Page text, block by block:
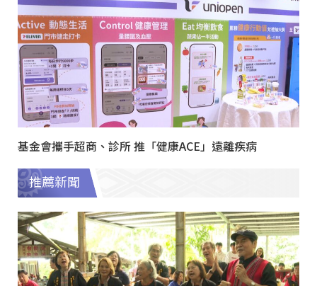
基金會攜手超商、診所 推「健康ACE」遠離疾病
推薦新聞